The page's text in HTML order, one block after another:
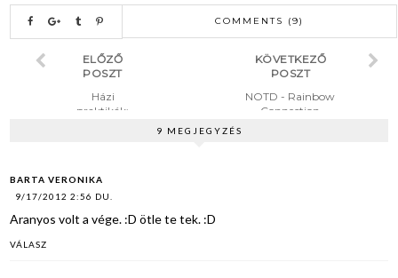
COMMENTS (9)
KÖVETKEZŐ
POSZT
NOTD - Rainbow
Connection
ELŐZŐ
POSZT
Házi
praktikák:
9 MEGJEGYZÉS
BARTA VERONIKA
9/17/2012 2:56 DU.
Aranyos volt a vége. :D ötle te tek. :D
VÁLASZ